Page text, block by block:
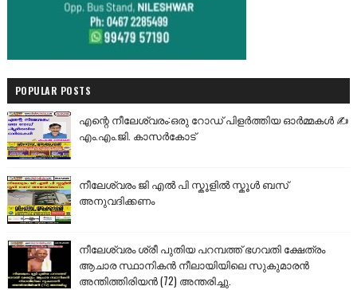
POPULAR POSTS
എന്റെ നീലേശ്വരം:ഒരു റോഡ് പിളർത്തിയ ഓർമ്മകൾ ✍️
എം.എം.ജി. കാസർകോട്
നീലേശ്വരം ജി എൽ പി സ്കൂളിൽ സ്കൂൾ ബസ്
അനുവദിക്കണം
നീലേശ്വരം ശ്രീ പുതിയ പറമ്പത്ത് ഭഗവതി ക്ഷേത്രം
ആചാര സ്ഥാനികൻ നീലായിയിലെ സുകുമാരൻ
അന്തിത്തിരിയൻ (72) അന്തരിച്ചു.